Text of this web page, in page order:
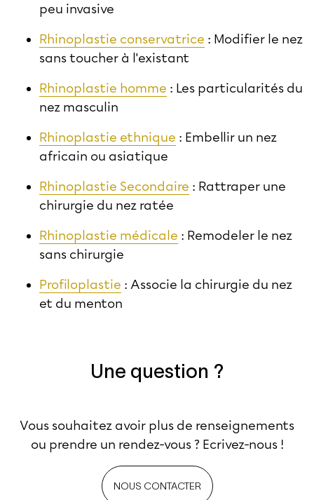
peu invasive
Rhinoplastie conservatrice : Modifier le nez
sans toucher à l'existant
Rhinoplastie homme : Les particularités du
nez masculin
Rhinoplastie ethnique : Embellir un nez
africain ou asiatique
Rhinoplastie Secondaire : Rattraper une
chirurgie du nez ratée
Rhinoplastie médicale : Remodeler le nez
sans chirurgie
Profiloplastie : Associe la chirurgie du nez
et du menton
Une question ?
Vous souhaitez avoir plus de renseignements
ou prendre un rendez-vous ? Ecrivez-nous !
NOUS CONTACTER